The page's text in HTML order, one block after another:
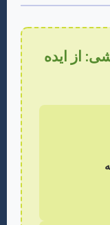
از ایده